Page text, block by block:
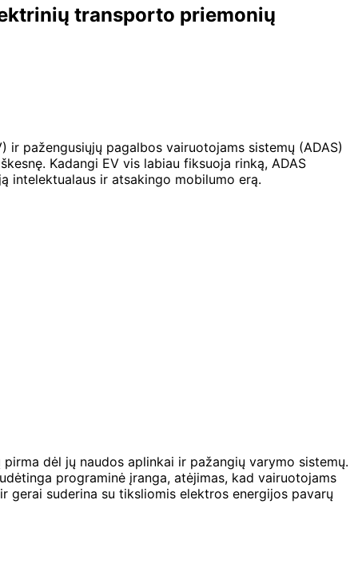
transporto priemonių
pažengusiųjų pagalbos vairuotojams sistemų (ADAS)
Kadangi EV vis labiau fiksuoja rinką, ADAS
intelektualaus ir atsakingo mobilumo erą.
dėl jų naudos aplinkai ir pažangių varymo sistemų.
programinė įranga, atėjimas, kad vairuotojams
suderina su tiksliomis elektros energijos pavarų